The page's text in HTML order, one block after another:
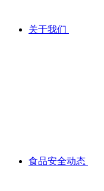
关于我们
食品安全动态